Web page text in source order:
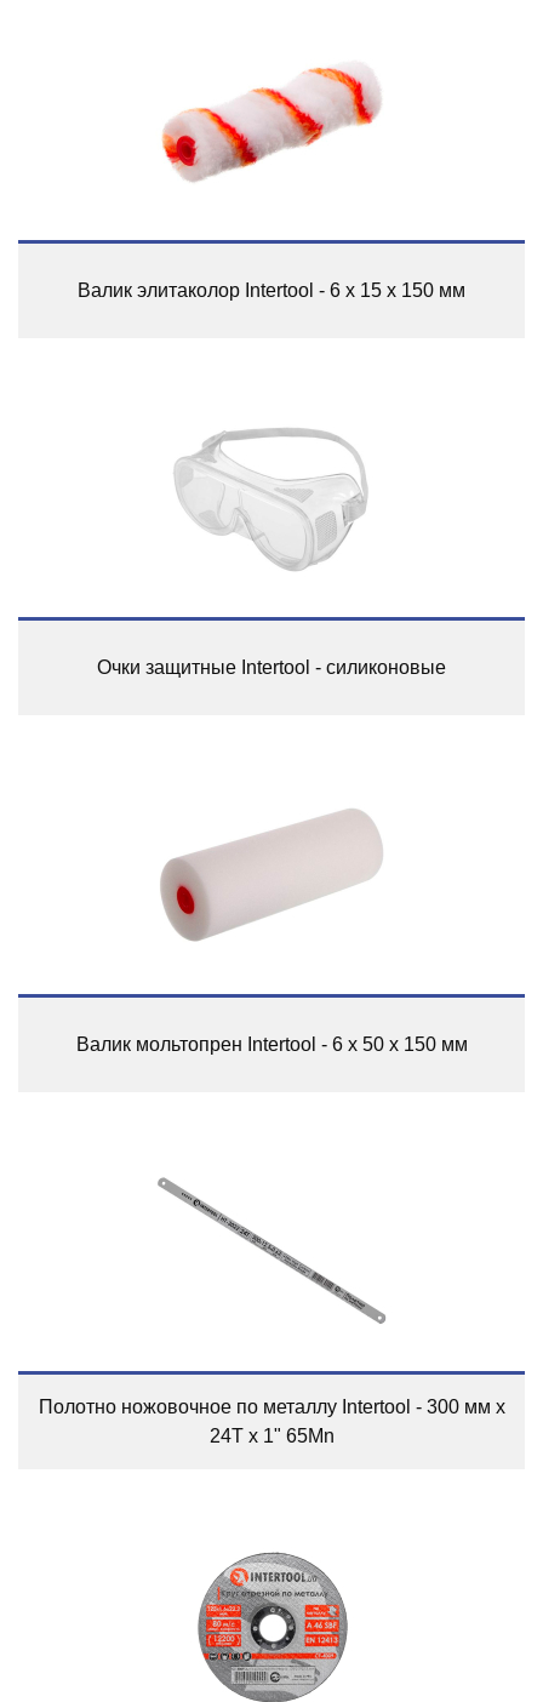
Валик элитаколор Intertool - 6 х 15 х 150 мм
Очки защитные Intertool - силиконовые
Валик мольтопрен Intertool - 6 х 50 х 150 мм
Полотно ножовочное по металлу Intertool - 300 мм x
24T x 1" 65Mn